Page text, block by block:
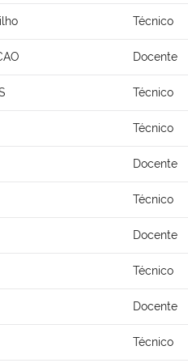
Técnico
Docente
Técnico
Técnico
Docente
Técnico
Docente
Técnico
Docente
Técnico